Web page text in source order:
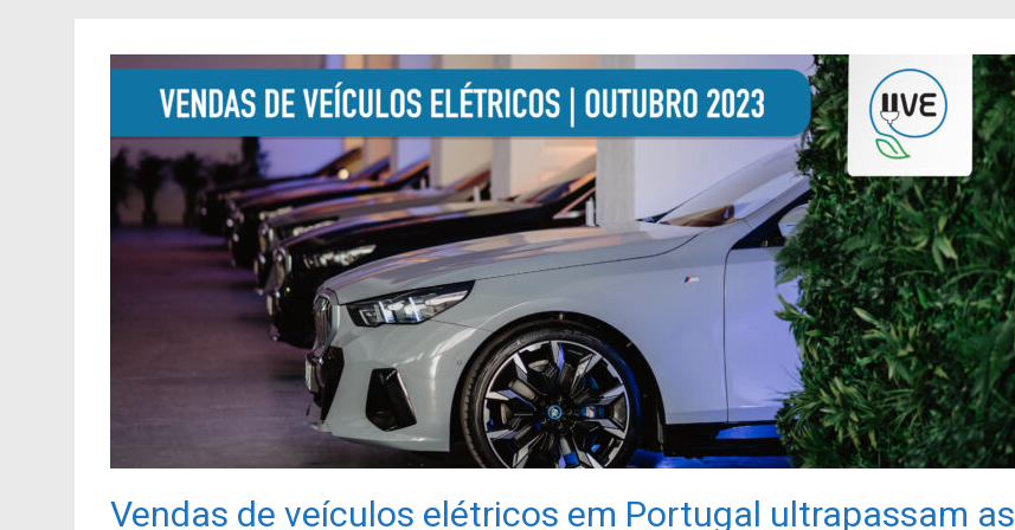
Vendas de veículos elétricos em Portugal ultrapassam as